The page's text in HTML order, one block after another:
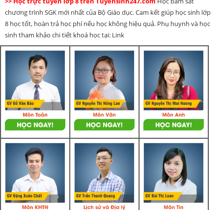
chương trình SGK mới nhất của Bộ Giáo dục. Cam kết giúp học sinh lớp
8 học tốt, hoàn trả học phí nếu học không hiệu quả. Phụ huynh và học
sinh tham khảo chi tiết khoá học tại: Link